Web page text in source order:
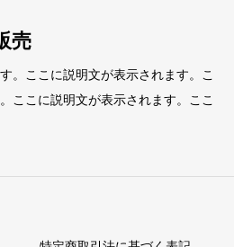
売
。ここに説明文が表示されます。こ
ここに説明文が表示されます。ここ